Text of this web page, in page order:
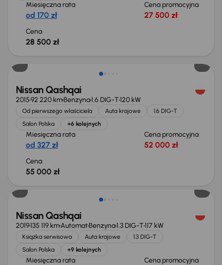
Miesięczna rata
od 170 zł
Cena promocyjna
27 500 zł
Cena
28 500 zł
Nissan Qashqai
201592 220 kmBenzyna1.6 DIG-T120 kW
Od pierwszego właściciela Auta krajowe
1.6 DIG-T
Salon Polska
+6 kolejnych
Miesięczna rata
od 327 zł
Cena promocyjna
52 000 zł
Cena
55 000 zł
Świeżo skupione
Nissan Qashqai
2019135 119 kmAutomatBenzyna1.3 DIG-T117 kW
Książka serwisowa Auta krajowe
1.3 DIG-T
Salon Polska
+9 kolejnych
Miesięczna rata Cena promocyjna